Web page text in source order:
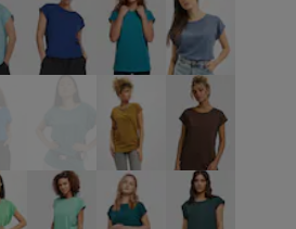
blau blau
blau braun braun